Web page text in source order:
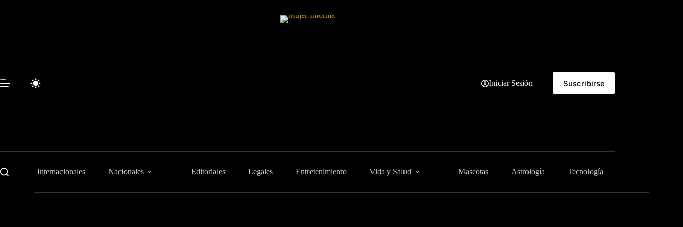
Iniciar Sesión Suscribirse
Internacionales Nacionales Editoriales Legales Entretenimiento Vida y Salud Mascotas Astrología Tecnología